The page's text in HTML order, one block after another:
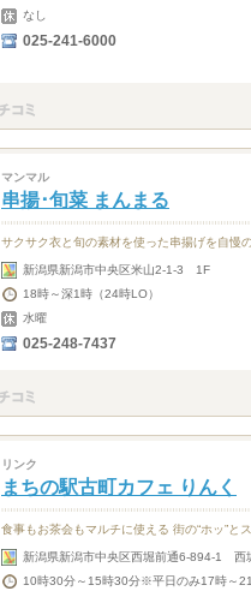
なし
025-241-6000
マンマル
串揚･旬菜 まんまる
サクサク衣と旬の素材を使った串揚げを自慢
新潟県新潟市中央区米山2-1-3 1F
18時～深1時（24時LO）
水曜
025-248-7437
リンク
まちの駅古町カフェ りんく
食事もお茶会もマルチに使える 街の“ホッ”と
新潟県新潟市中央区西堀前通6-894-1 西
10時30分～15時30分※平日のみ17時～